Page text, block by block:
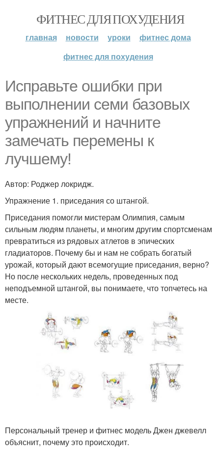
ФИТНЕС ДЛЯ ПОХУДЕНИЯ
главная новости уроки
фитнес дома
фитнес для похудения
Исправьте ошибки при
выполнении семи базовых
упражнений и начните
замечать перемены к
лучшему!
Автор: Роджер локридж.
Упражнение 1. приседания со штангой.
Приседания помогли мистерам Олимпия, самым
сильным людям планеты, и многим другим спортсменам
превратиться из рядовых атлетов в эпических
гладиаторов. Почему бы и нам не собрать богатый
урожай, который дают всемогущие приседания, верно?
Но после нескольких недель, проведенных под
неподъемной штангой, вы понимаете, что топчетесь на
месте.
Персональный тренер и фитнес модель Джен джевелл
объяснит, почему это происходит.